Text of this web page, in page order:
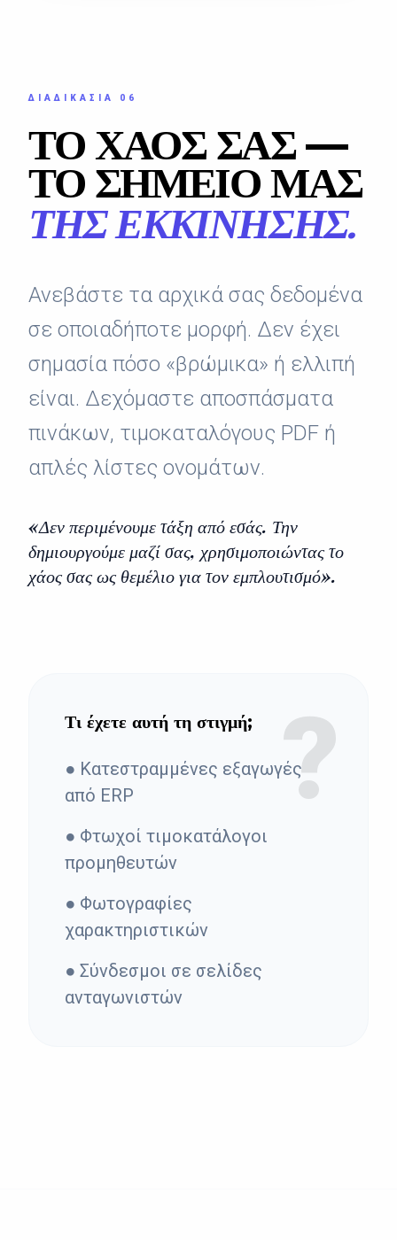
ΔΙΑΔΙΚΑΣΊΑ 06
ΤΟ ΧΆΟΣ ΣΑΣ —
ΤΟ ΣΗΜΕΊΟ ΜΑΣ
ΤΗΣ ΕΚΚΊΝΗΣΗΣ.
Ανεβάστε τα αρχικά σας δεδομένα
σε οποιαδήποτε μορφή. Δεν έχει
σημασία πόσο «βρώμικα» ή ελλιπή
είναι. Δεχόμαστε αποσπάσματα
πινάκων, τιμοκαταλόγους PDF ή
απλές λίστες ονομάτων.
«Δεν περιμένουμε τάξη από εσάς. Την
δημιουργούμε μαζί σας, χρησιμοποιώντας το
χάος σας ως θεμέλιο για τον εμπλουτισμό».
?
Τι έχετε αυτή τη στιγμή;
● Κατεστραμμένες εξαγωγές
από ERP
● Φτωχοί τιμοκατάλογοι
προμηθευτών
● Φωτογραφίες
χαρακτηριστικών
● Σύνδεσμοι σε σελίδες
ανταγωνιστών